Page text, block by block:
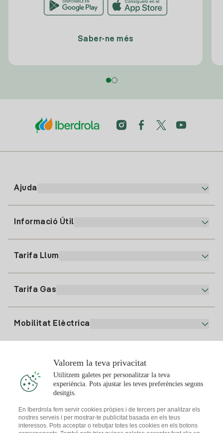
Saber-ne més
Ajuda
91 919 52 73
clientes@tuiberdrola.es
Informació Útil
Alta Gas
Tarifa Llum
Tarifa Gas
Mobilitat Elèctrica
Punts de Recàrrega
Simulador Plaques Solars
T'interessa
Valorem la teva privacitat
Utilitzem galetes per personalitzar la teva
experiència. Pots ajustar les teves preferències segons
desitgis.
En Iberdrola fem servir cookies pròpies i de tercers per analitzar els
nostres serveis i per mostrar-te publicitat basada en els teus
interessos. Pots acceptar o rebutjar totes les cookies en els botons